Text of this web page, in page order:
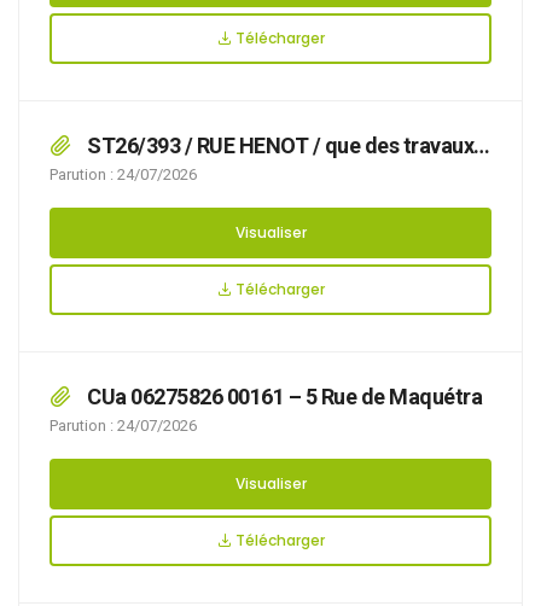
Télécharger
ST26/393 / RUE HENOT / que des travaux
Remplacement toiture véranda + fenêtres
rendent nécessaire d’arrêter la réglementation
appropriée du stationnement, afin d’assurer la
sécurité des usagers, du 05/08/2026 au
07/08/2026 RUE HENOT,
Parution : 24/07/2026
Visualiser
Télécharger
CUa 06275826 00161 – 5 Rue de Maquétra
Parution : 24/07/2026
Visualiser
Télécharger